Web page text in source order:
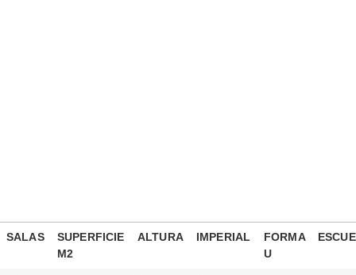
SALAS
SUPERFICIE
M2
ALTURA IMPERIAL
FORMA
U